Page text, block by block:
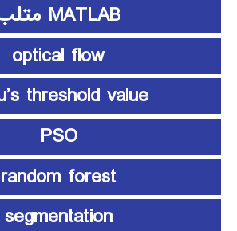
MATLAB متلب
optical flow
threshold value
PSO
random forest
segmentation